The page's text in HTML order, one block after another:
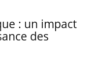
: un impact
des